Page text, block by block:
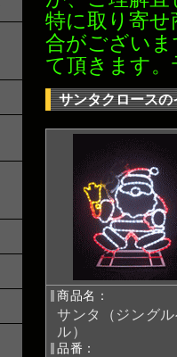
特に取り寄
合がござい
て頂きます
サンタクロース
商品名：
サンタ（ジング
ル）
品番：